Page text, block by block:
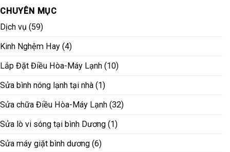
CHUYÊN MỤC
Dịch vụ (59)
Kinh Nghệm Hay (4)
Lắp Đặt Điều Hòa-Máy Lạnh (10)
Sửa bình nóng lạnh tại nhà (1)
Sửa chữa Điều Hòa-Máy Lạnh (32)
Sửa lò vi sóng tại bình Dương (1)
Sửa máy giặt bình dương (6)